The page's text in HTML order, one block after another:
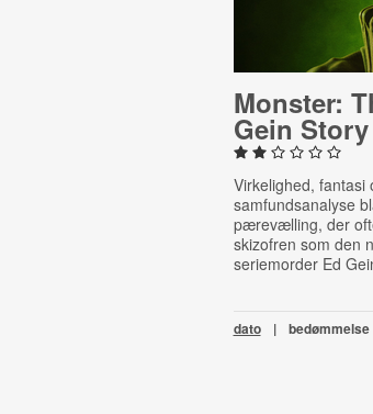
Monster:
Gein Story
Virkelighed, fantasi
samfundsanalyse
pærevælling, der
skizofren som den
seriemorder Ed
dato | bedømmelse